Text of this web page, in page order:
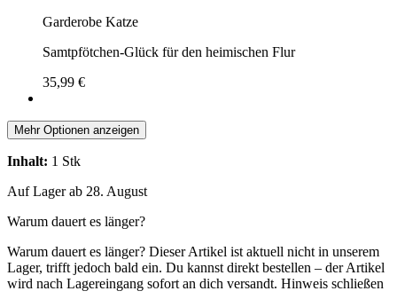
Garderobe Katze
Samtpfötchen-Glück für den heimischen Flur
35,99 €
Mehr Optionen anzeigen
Inhalt: 1 Stk
Auf Lager ab 28. August
Warum dauert es länger?
Warum dauert es länger? Dieser Artikel ist aktuell nicht in unserem
Lager, trifft jedoch bald ein. Du kannst direkt bestellen – der Artikel
wird nach Lagereingang sofort an dich versandt. Hinweis schließen